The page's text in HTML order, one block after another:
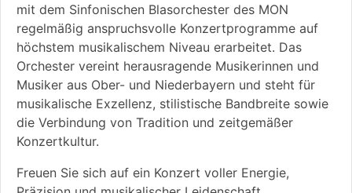
mit dem Sinfonischen Blasorchester des MON
regelmäßig anspruchsvolle Konzertprogramme auf
höchstem musikalischem Niveau erarbeitet. Das
Orchester vereint herausragende Musikerinnen und
Musiker aus Ober- und Niederbayern und steht für
musikalische Exzellenz, stilistische Bandbreite sowie
die Verbindung von Tradition und zeitgemäßer
Konzertkultur.
Freuen Sie sich auf ein Konzert voller Energie,